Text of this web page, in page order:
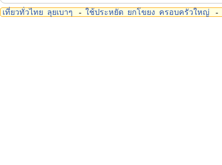
เที่ยวทั่วไทย ลุยเบาๆ - ใช้ประหยัด ยกโขยง ครอบครัวใหญ่ -